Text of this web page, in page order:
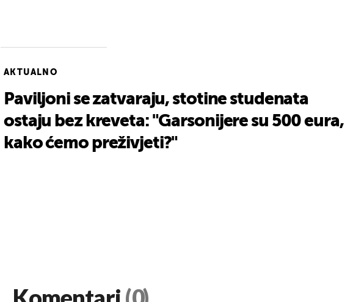
AKTUALNO
Paviljoni se zatvaraju, stotine studenata
ostaju bez kreveta: "Garsonijere su 500 eura,
kako ćemo preživjeti?"